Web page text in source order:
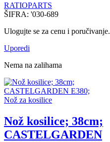
RATIOPARTS
ŠIFRA: '030-689
Ulogujte se za cenu i poručivanje.
Uporedi
Nema na zalihama
Nož za kosilice
Nož kosilice; 38cm;
CASTELGARDEN